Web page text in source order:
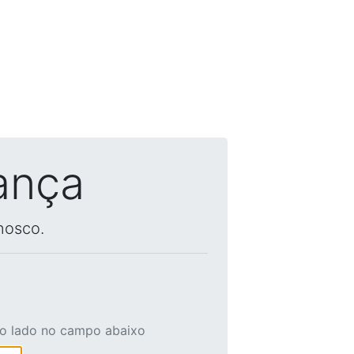
lado no campo abaixo